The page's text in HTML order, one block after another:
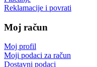
Reklamacije i povrati
Moj račun
Moj profil
Moji podaci za račun
Dostavni podaci